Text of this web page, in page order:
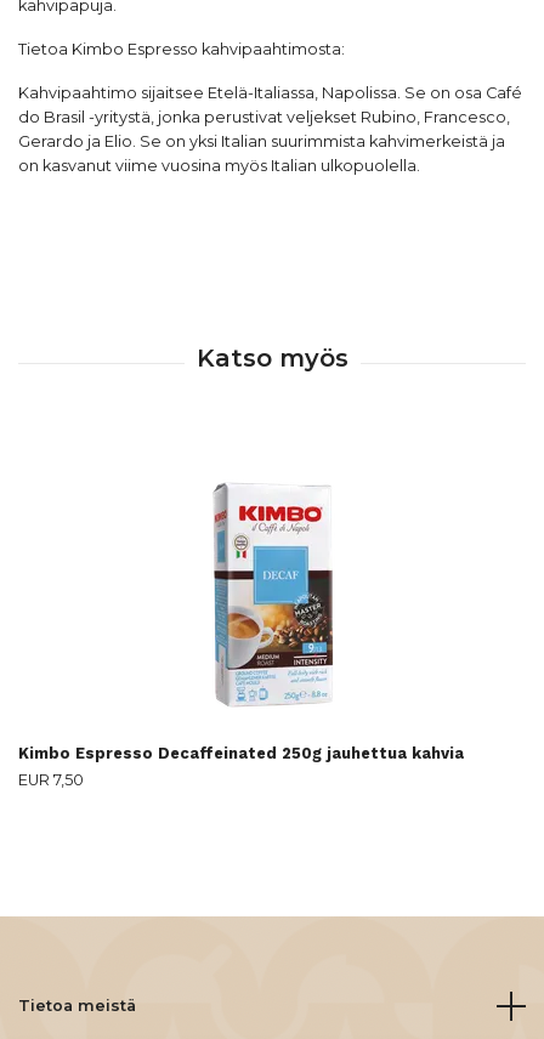
kahvipapuja.
Tietoa Kimbo Espresso kahvipaahtimosta:
Kahvipaahtimo sijaitsee Etelä-Italiassa, Napolissa. Se on osa Café
do Brasil -yritystä, jonka perustivat veljekset Rubino, Francesco,
Gerardo ja Elio. Se on yksi Italian suurimmista kahvimerkeistä ja
on kasvanut viime vuosina myös Italian ulkopuolella.
Kimbo Espresso Decaffeinated 250g jauhettua kahvia
EUR 7,50
Tietoa meistä